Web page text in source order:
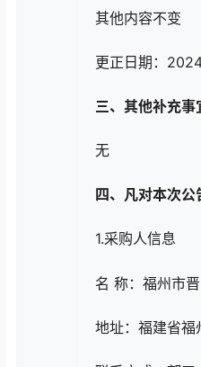
其他内容不变
更正日期：
三、其他补充事
无
四、凡对本次
1.采购人信息
名 称：福州市
地址：福建省福